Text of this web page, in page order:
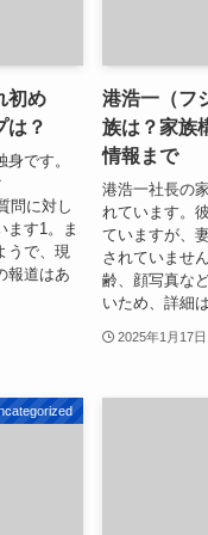
初め
は？
です。
問に対し
ます1。ま
うで、現
報道はあ
港浩一（フ
族は？家族
情報まで
港浩一社長の
れています。
ていますが、
されていませ
齢、顔写真な
いため、詳細
2025年1月17日